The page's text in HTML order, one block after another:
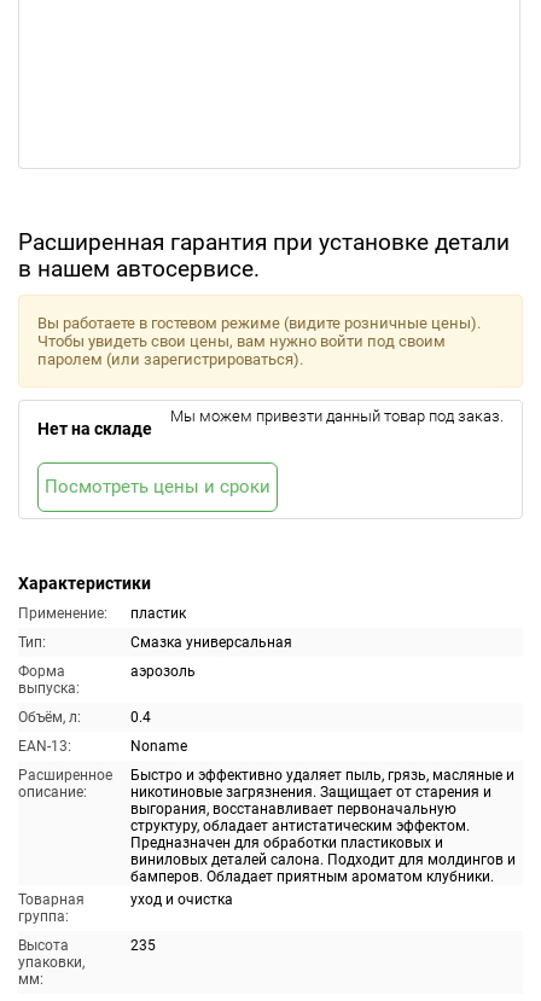
Расширенная гарантия при установке детали
в нашем автосервисе.
Характеристики
Применение:
пластик
Тип:
Смазка универсальная
Форма
выпуска:
аэрозоль
Объём, л:
0.4
EAN-13:
Noname
Расширенное
описание:
Быстро и эффективно удаляет пыль, грязь, масляные и
никотиновые загрязнения. Защищает от старения и
выгорания, восстанавливает первоначальную
структуру, обладает антистатическим эффектом.
Предназначен для обработки пластиковых и
виниловых деталей салона. Подходит для молдингов и
бамперов. Обладает приятным ароматом клубники.
Товарная
группа:
уход и очистка
Высота
упаковки,
мм:
235
Вы работаете в гостевом режиме (видите розничные цены).
Чтобы увидеть свои цены, вам нужно войти под своим
паролем (или зарегистрироваться).
Нет на складе
Мы можем привезти данный товар под заказ.
Посмотреть цены и сроки